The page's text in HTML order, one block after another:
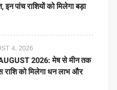
पांच राशियों को मिलेगा बड़ा
4, 2026
2026: मेष से मीन तक
को मिलेगा धन लाभ और